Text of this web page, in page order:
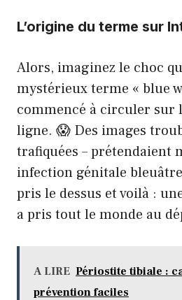
L’origine du terme sur
Alors, imaginez le choc
mystérieux terme « blue
commencé à circuler sur
ligne. 😱 Des images
trafiquées – prétendaient
infection génitale
pris le dessus et voilà :
a pris tout le monde au
A LIRE Périostite tibiale :
prévention faciles